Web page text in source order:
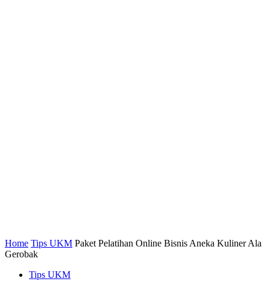
Home Tips UKM Paket Pelatihan Online Bisnis Aneka Kuliner Ala
Gerobak
Tips UKM